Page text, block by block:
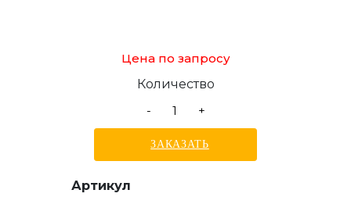
Цена по запросу
Количество
-
+
ЗАКАЗАТЬ
Артикул